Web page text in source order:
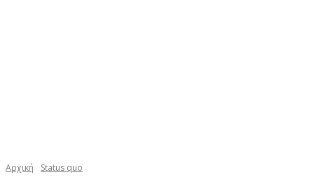
Αρχική Status quo